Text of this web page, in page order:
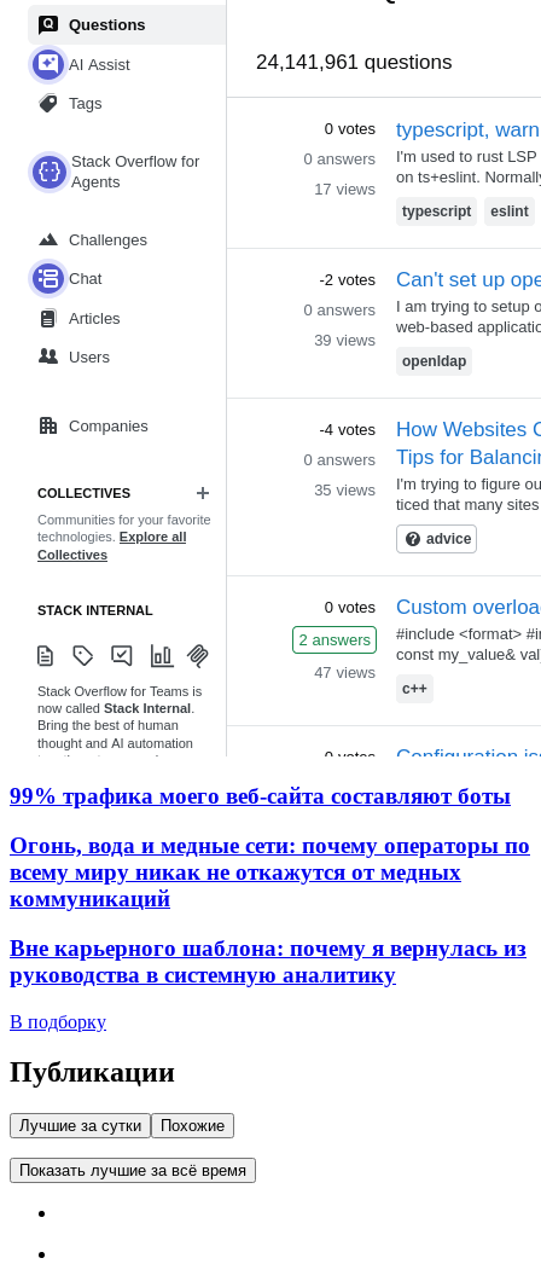
99% трафика моего веб‑сайта составляют боты
Огонь, вода и медные сети: почему операторы по
всему миру никак не откажутся от медных
коммуникаций
Вне карьерного шаблона: почему я вернулась из
руководства в системную аналитику
В подборку
Публикации
Лучшие за сутки Похожие
Показать лучшие за всё время